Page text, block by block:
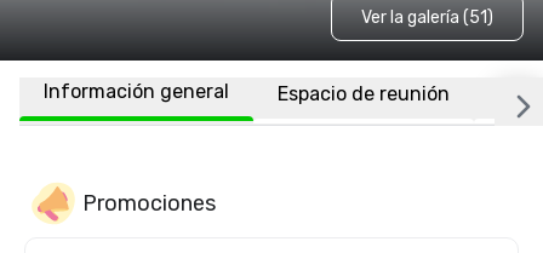
Ver la galería (51)
Información general Espacio de reunión
Promociones